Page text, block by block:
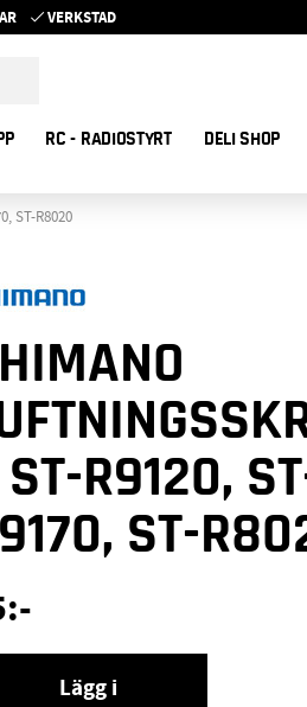
VERKSTAD
RC - RADIOSTYRT DELI SHOP
ST-R8020
R9120,
ST-
:-
Lägg i